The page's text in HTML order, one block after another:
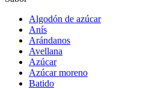
Algodón de azúcar
Anís
Arándanos
Avellana
Azúcar
Azúcar moreno
Batido